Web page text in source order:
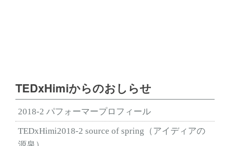
TEDxHimiからのおしらせ
2018-2 パフォーマープロフィール
TEDxHimi2018-2 source of spring（アイディアの